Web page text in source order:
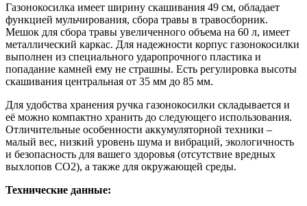
Газонокосилка имеет ширину скашивания 49 см, обладает
функцией мульчирования, сбора травы в травосборник.
Мешок для сбора травы увеличенного объема на 60 л, имеет
металлический каркас. Для надежности корпус газонокосилки
выполнен из специального ударопрочного пластика и
попадание камней ему не страшны. Есть регулировка высоты
скашивания центральная от 35 мм до 85 мм.
Для удобства хранения ручка газонокосилки складывается и
её можно компактно хранить до следующего использования.
Отличительные особенности аккумуляторной техники –
малый вес, низкий уровень шума и вибраций, экологичность
и безопасность для вашего здоровья (отсутствие вредных
выхлопов СО2), а также для окружающей среды.
Технические данные: